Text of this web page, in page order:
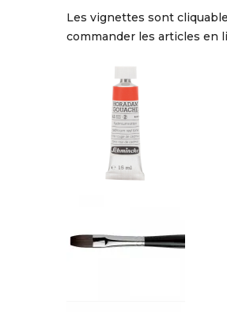
Les vignettes sont
commander les articles en